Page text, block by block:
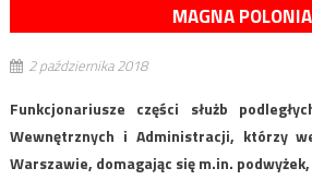
MAGNA
2 października 2018
Funkcjonariusze części służb
Wewnętrznych i Administracji, którzy
Warszawie, domagając się m.in. podwyżek,